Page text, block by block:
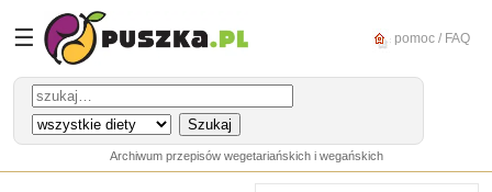
☰ pomoc / FAQ
Archiwum przepisów wegetariańskich i wegańskich